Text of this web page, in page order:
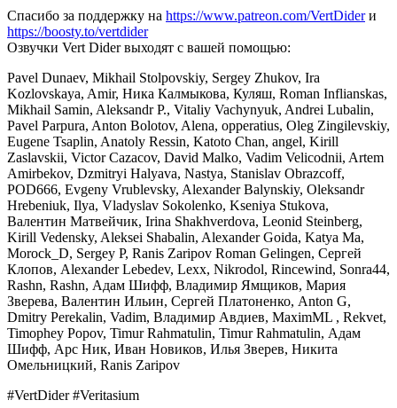
Спасибо за поддержку на https://www.patreon.com/VertDiderи
https://boosty.to/vertdider
Озвучки Vert Dider выходят с вашей помощью:
Pavel Dunaev, Mikhail Stolpovskiy, Sergey Zhukov, Ira
Kozlovskaya, Amir, Ника Калмыкова, Куляш, Roman Inflianskas,
Мikhail Samin, Aleksandr P., Vitaliy Vachynyuk, Andrei Lubalin,
Pavel Parpura, Anton Bolotov, Alena, opperatius, Oleg Zingilevskiy,
Eugene Tsaplin, Anatoly Ressin, Katoto Chan, angel, Kirill
Zaslavskii, Victor Cazacov, David Malko, Vadim Velicodnii, Artem
Amirbekov, Dzmitryi Halyava, Nastya, Stanislav Obrazcoff,
POD666, Evgeny Vrublevsky, Alexander Balynskiy, Oleksandr
Hrebeniuk, Ilya, Vladyslav Sokolenko, Kseniya Stukova,
Валентин Матвейчик, Irina Shakhverdova, Leonid Steinberg,
Kirill Vedensky, Aleksei Shabalin, Alexander Goida, Katya Ma,
Morock_D, Sergey P, Ranis Zaripov Roman Gelingen, Сергей
Клопов, Alexander Lebedev, Lexx, Nikrodol, Rincewind, Sonra44,
Rashn, Rashn, Адам Шифф, Владимир Ямщиков, Мария
Зверева, Валентин Ильин, Сергей Платоненко, Anton G,
Dmitry Perekalin, Vadim, Владимир Авдиев, MaximML , Rekvet,
Timophey Popov, Timur Rahmatulin, Timur Rahmatulin, Адам
Шифф, Арс Ник, Иван Новиков, Илья Зверев, Никита
Омельницкий, Ranis Zaripov
#VertDider #Veritasium